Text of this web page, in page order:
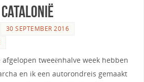
30 SEPTEMBER 2016
afgelopen tweeënhalve week hebben
en ik een autorondreis gemaakt